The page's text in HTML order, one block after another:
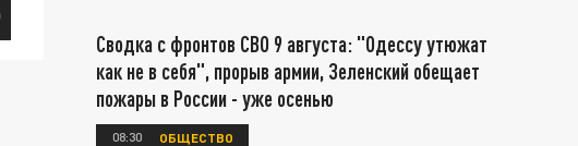
Сводка с фронтов СВО 9 августа: "Одессу утюжат
как не в себя", прорыв армии, Зеленский обещает
пожары в России - уже осенью
08:30 ОБЩЕСТВО